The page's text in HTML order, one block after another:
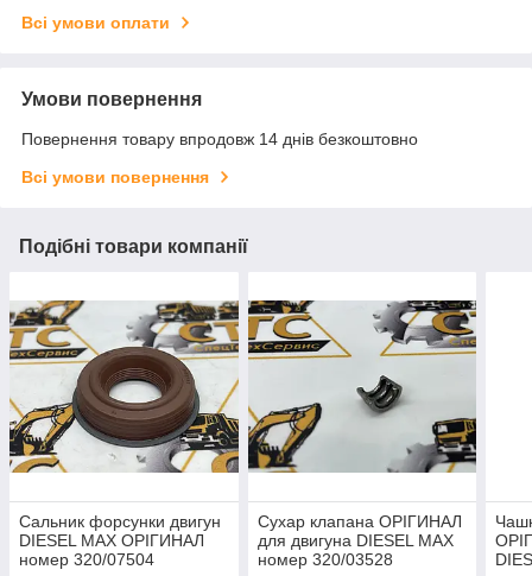
Всі умови оплати
Умови повернення
Повернення товару впродовж 14 днів безкоштовно
Всі умови повернення
Подібні товари компанії
Сальник форсунки двигун
DIESEL MAX ОРІГИНАЛ
номер 320/07504
Сухар клапана ОРІГИНАЛ
для двигуна DIESEL MAX
номер 320/03528